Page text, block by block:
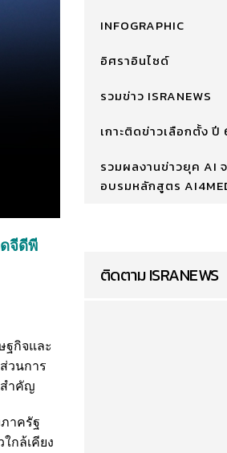
ดจีดีพี
ฐกิจและ
วนการ
สำคัญ
าครัฐ
กล้เคียง
INFOGRAPHIC
อิศราอินไซด์
รวมข่าว ISRANEWS
เกาะติดข่าวเลือกตั้ง ปี
รวมผลงานข่าวยุค AI
อบรมหลักสูตร
ติดตาม ISRANEWS